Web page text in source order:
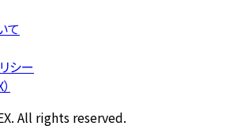
て
シー
All rights reserved.